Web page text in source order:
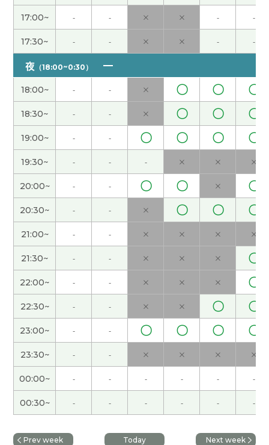
谢谢您的课！和您学中文很开心。下次见！( 50代
女性 )
日本假期很多，中国有点少。下次见( 40代 男性 )
我的公司有用ai的人，但是多不多不知道。下次见
40代 男性 )
谢谢您的支持和帮助。和您学中文很开心。托您的
福，这次旅游一切顺利。下次课也很期待！( 50代
女性 )
谢谢，我喜欢喝茶。下次见( 40代 男性 )
谢谢您的课！在日本，黄金周旅游的人挺多。所以
价格很贵。但是这是很宝贵的机会去旅游。和您学
中文很开心。下次见！
( 50代 女性 )
日本现在家庭使用密码锁的不太多的感觉。下次
见！( 40代 男性 )
谢谢，下次见 ( 40代 男性 )
我推荐五月的青森。很好的日本的旅游胜地。樱花
很漂亮。下次见
( 40代 男性 )
谢谢，日本最有名的神社可能叫伊势神宫。 下次见(
40代 男性 )
17:00~ - - × × - -
17:30~ - - × × - -
夜 （18:00~0:30）
18:00~ - - × 〇 〇 〇
18:30~ - - × 〇 〇 〇
19:00~ - - 〇 〇 〇 〇
19:30~ - - - × × ×
20:00~ - - 〇 〇 × 〇
20:30~ - - × 〇 〇 〇
21:00~ - - × × × ×
21:30~ - - × × × 〇
22:00~ - - × × × 〇
22:30~ - - × × 〇 〇
23:00~ - - 〇 〇 〇 〇
23:30~ - - × × × ×
00:00~ - - - - - -
00:30~ - - - - - -
Prev week Today Next week